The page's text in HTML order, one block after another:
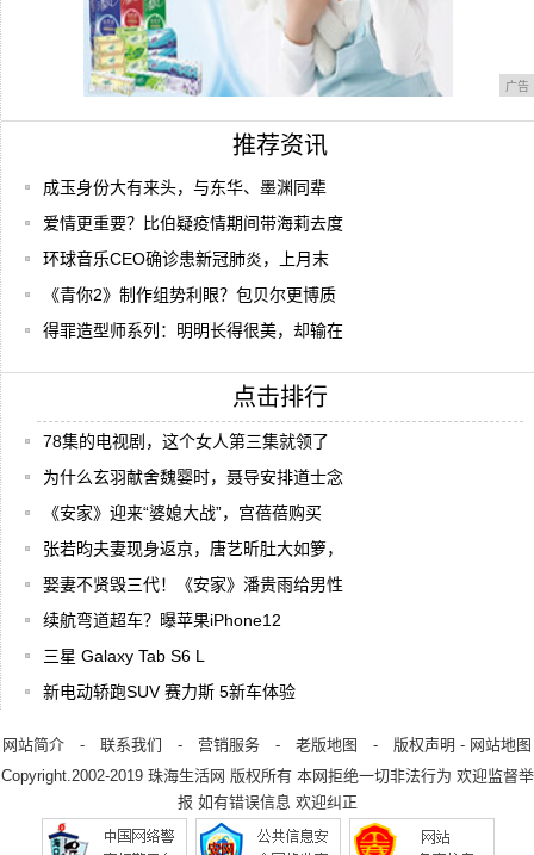
广告
推荐资讯
​成玉身份大有来头，与东华、墨渊同辈
爱情更重要？比伯疑疫情期间带海莉去度
环球音乐CEO确诊患新冠肺炎，上月末
《青你2》制作组势利眼？包贝尔更博质
得罪造型师系列：明明长得很美，却输在
点击排行
78集的电视剧，这个女人第三集就领了
为什么玄羽献舍魏婴时，聂导安排道士念
《安家》迎来“婆媳大战”，宫蓓蓓购买
张若昀夫妻现身返京，唐艺昕肚大如箩，
娶妻不贤毁三代！《安家》潘贵雨给男性
续航弯道超车？曝苹果iPhone12
三星 Galaxy Tab S6 L
新电动轿跑SUV 赛力斯 5新车体验
网站简介 - 联系我们 - 营销服务 - 老版地图 - 版权声明 - 网站地图
Copyright.2002-2019 珠海生活网 版权所有 本网拒绝一切非法行为 欢迎监督举
报 如有错误信息 欢迎纠正